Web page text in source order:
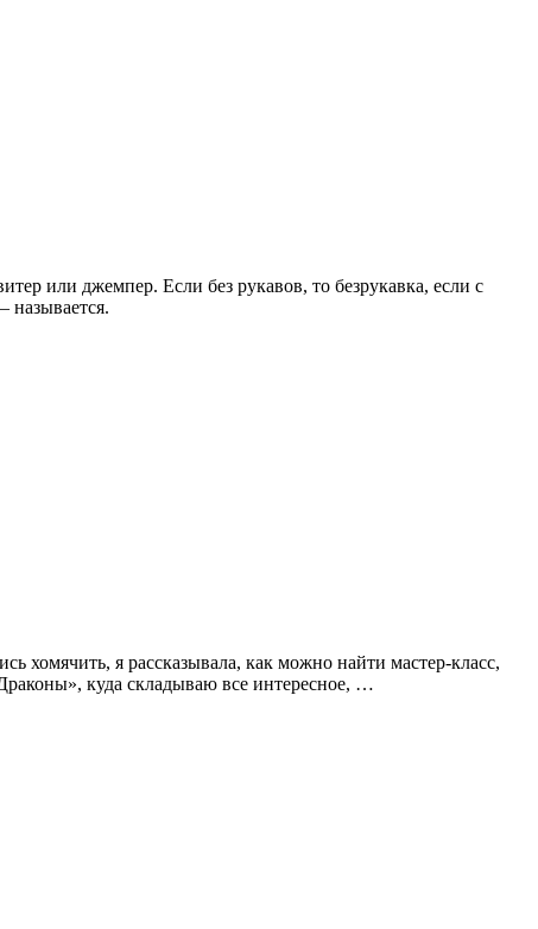
или джемпер. Если без рукавов, то безрукавка, если с
называется.
хомячить, я рассказывала, как можно найти мастер-класс,
куда складываю все интересное, …